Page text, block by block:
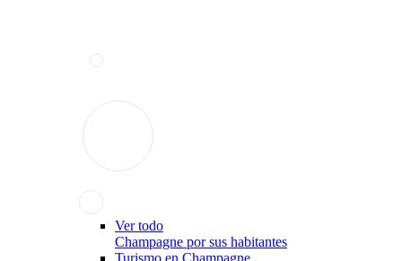
Ver todo
Champagne por sus habitantes